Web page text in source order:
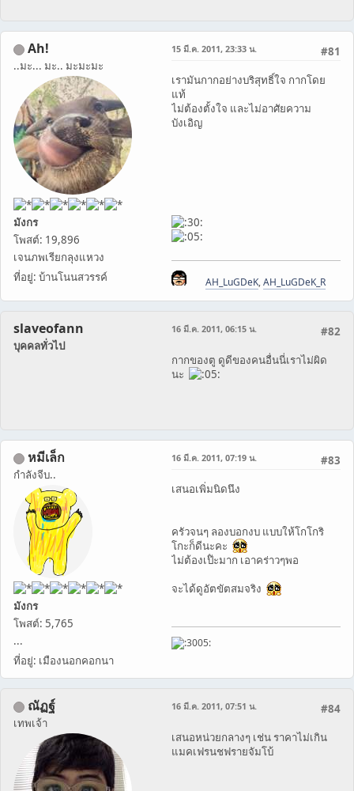
Ah!
..มะ... มะ.. มะมะมะ
มังกร
โพสต์: 19,896
เจนภพเรียกลุงแหวง
ที่อยู่: บ้านโนนสวรรค์
#81
15 มี.ค. 2011, 23:33 น.
เรามันกากอย่างบริสุทธิ์ใจ กากโดย
แท้
ไม่ต้องตั้งใจ และไม่อาศัยความ
บังเอิญ
AH_LuGDeK,AH_LuGDeK_R
slaveofann
บุคคลทั่วไป
#82
16 มี.ค. 2011, 06:15 น.
กากของตู ดูดีของคนอื่นนี่เราไม่ผิด
นะ
หมีเล็ก
กำลังจีบ..
มังกร
โพสต์: 5,765
...
ที่อยู่: เมืองนอกคอกนา
#83
16 มี.ค. 2011, 07:19 น.
เสนอเพิ่มนิดนึง
ครัวจนๆ ลองบอกงบ แบบให้โกโกริ
โกะก็ดีนะคะ
ไม่ต้องเป๊ํะมาก เอาคร่าวๆพอ
จะได้ดูอัตขัตสมจริง
ณัฏฐ์
เทพเจ้า
#84
16 มี.ค. 2011, 07:51 น.
เสนอหน่วยกลางๆ เช่น ราคาไม่เกิน
แมคเฟรนชฟรายจัมโบ้